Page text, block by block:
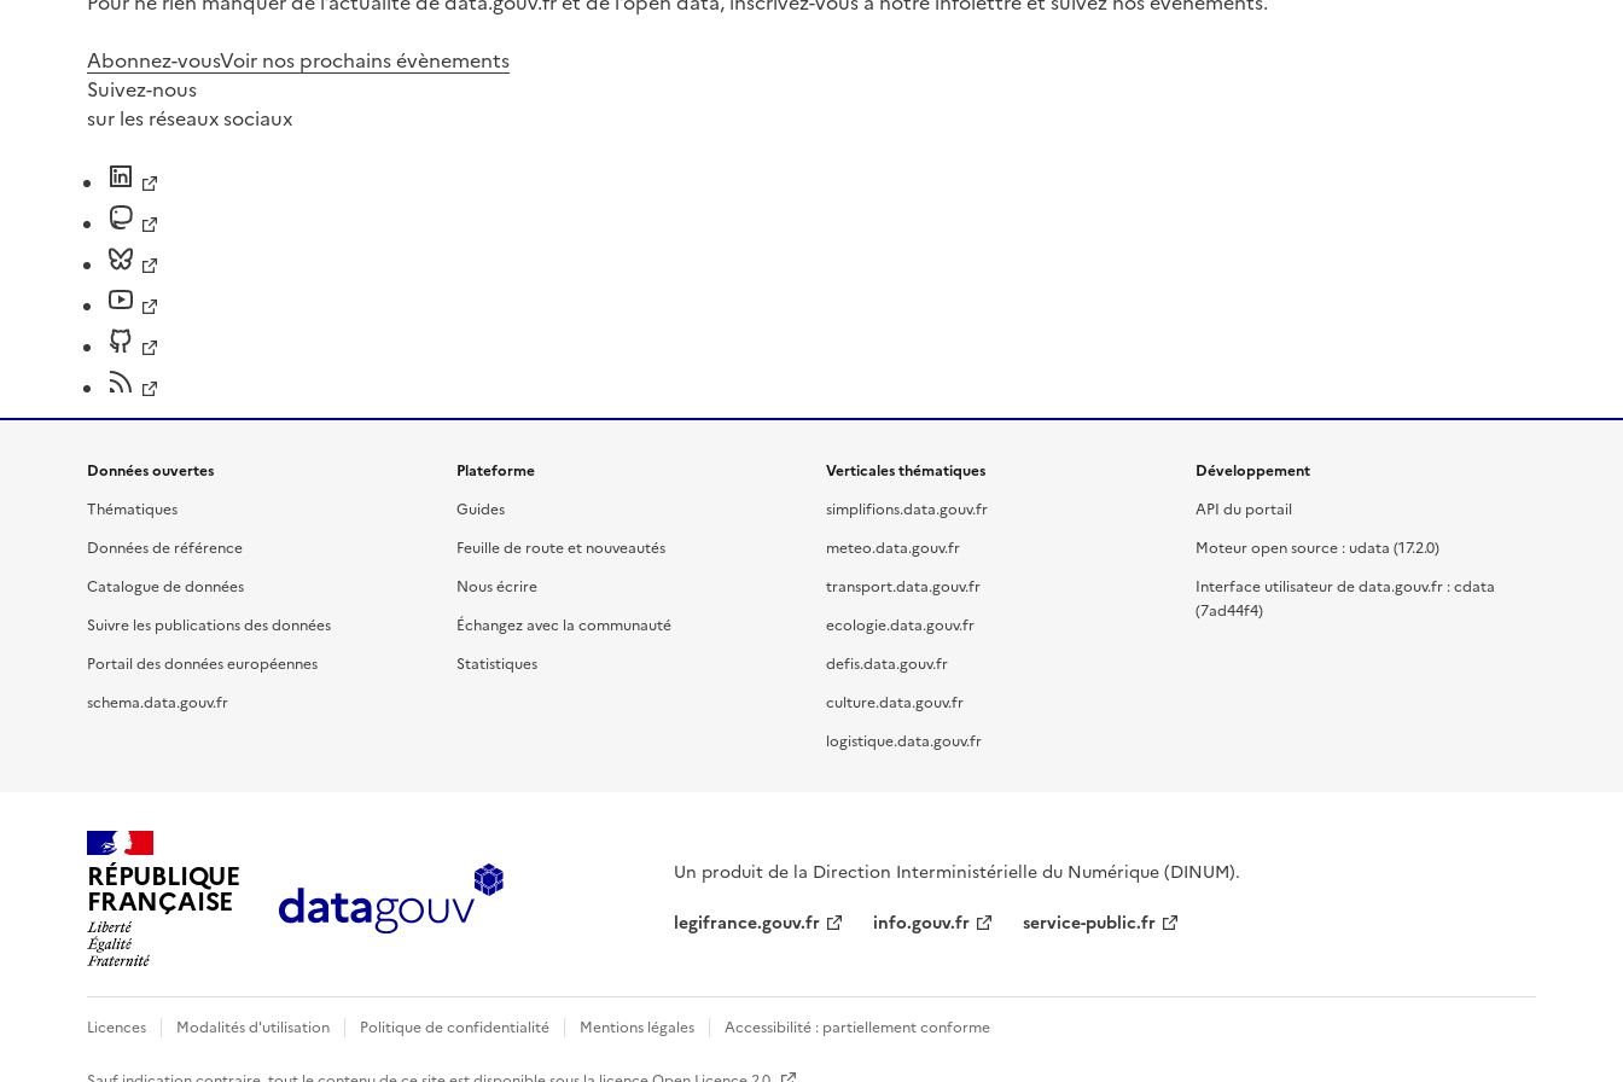
Abonnez-vousVoir nos prochains évènements
Suivez-nous
sur les réseaux sociaux
Données ouvertes
Thématiques
Données de référence
Catalogue de données
Suivre les publications des données
Portail des données européennes
schema.data.gouv.fr
Plateforme
Guides
Feuille de route et nouveautés
Nous écrire
Échangez avec la communauté
Statistiques
Verticales thématiques
simplifions.data.gouv.fr
meteo.data.gouv.fr
transport.data.gouv.fr
ecologie.data.gouv.fr
defis.data.gouv.fr
culture.data.gouv.fr
logistique.data.gouv.fr
Développement
API du portail
Moteur open source : udata (17.2.0)
Interface utilisateur de data.gouv.fr : cdata
(7ad44f4)
RÉPUBLIQUE
FRANÇAISE
Un produit de la Direction Interministérielle du Numérique (DINUM).
legifrance.gouv.fr
info.gouv.fr service-public.fr
Licences Modalités d'utilisation Politique de confidentialité Mentions légales Accessibilité : partiellement conforme